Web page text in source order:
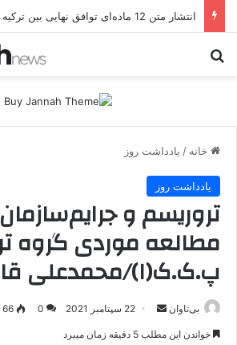
انتشار متن 12 ماده‌ای توافق نهایی بین ترکیه و پ.ک.ک
خانه / یادداشت روز
یادداشت روز
ﺗﺮورﻳﺴﻢ و
ﻣﻄﺎﻟﻌﻪ ﻣﻮردی گروه
پ.ک.ک(۱)/محمدعلی قاسمی
بی‌تاوان
ر
22 سپتامبر 2021 0
66
خواندن این مطلب 5 دقیقه زمان میبرد